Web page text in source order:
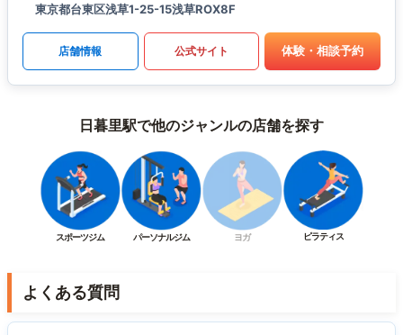
東京都台東区浅草1-25-15浅草ROX8F
店舗情報 公式サイト 体験・相談予約
日暮里駅で他のジャンルの店舗を探す
スポーツジム パーソナルジム ヨガ ピラティス
よくある質問